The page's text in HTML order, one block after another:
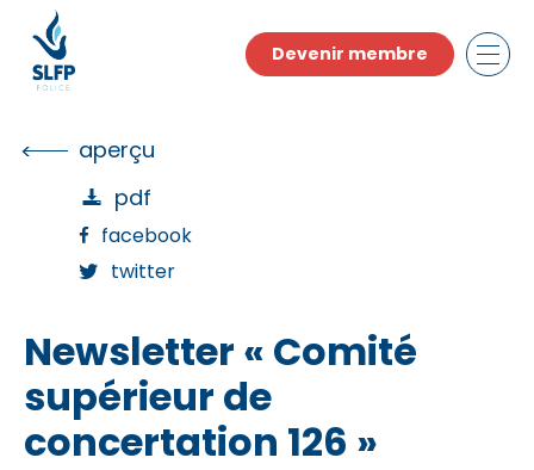
content
Devenir membre
aperçu
pdf
facebook
twitter
Newsletter « Comité
supérieur de
concertation 126 »